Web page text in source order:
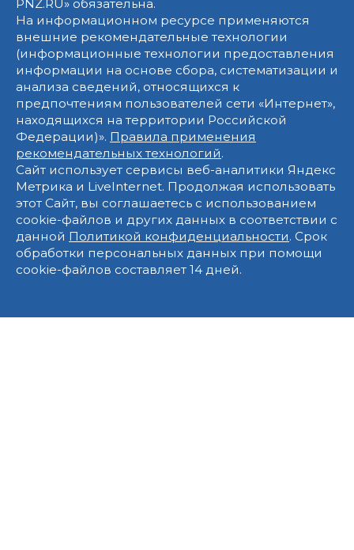
PNZ.RU» обязательна.
На информационном ресурсе применяются
внешние рекомендательные технологии
(информационные технологии предоставления
информации на основе сбора, систематизации и
анализа сведений, относящихся к
предпочтениям пользователей сети «Интернет»,
находящихся на территории Российской
Федерации)». Правила применения
рекомендательных технологий.
Сайт использует сервисы веб-аналитики Яндекс
Метрика и LiveInternet. Продолжая использовать
этот Сайт, вы соглашаетесь с использованием
cookie-файлов и других данных в соответствии с
данной Политикой конфиденциальности. Срок
обработки персональных данных при помощи
cookie-файлов составляет 14 дней.